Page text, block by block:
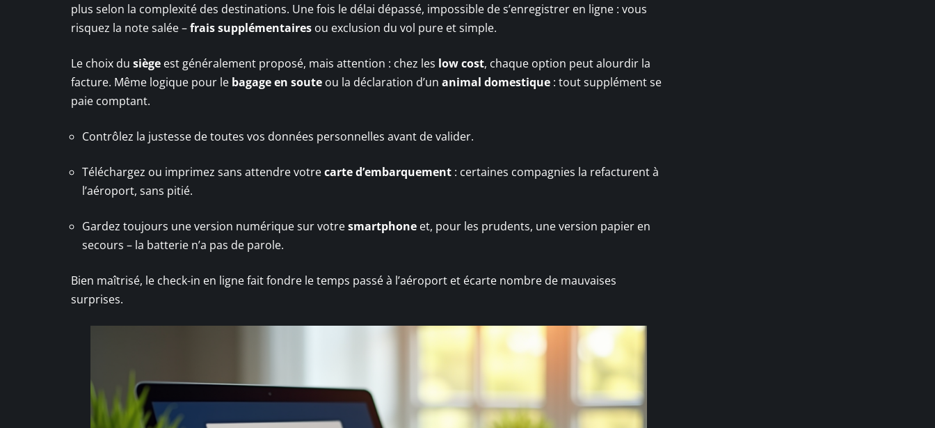
plus selon la complexité des destinations. Une fois le délai dépassé, impossible de s’enregistrer en ligne : vous
risquez la note salée –frais supplémentaires ou exclusion du vol pure et simple.
Le choix du siège est généralement proposé, mais attention : chez les low cost, chaque option peut alourdir la
facture. Même logique pour le bagage en soute ou la déclaration d’un animal domestique : tout supplément se
paie comptant.
Contrôlez la justesse de toutes vos données personnelles avant de valider.
Téléchargez ou imprimez sans attendre votrecarte d’embarquement : certaines compagnies la refacturent à
l’aéroport, sans pitié.
Gardez toujours une version numérique sur votresmartphone et, pour les prudents, une version papier en
secours – la batterie n’a pas de parole.
Bien maîtrisé, le check-in en ligne fait fondre le temps passé à l’aéroport et écarte nombre de mauvaises
surprises.